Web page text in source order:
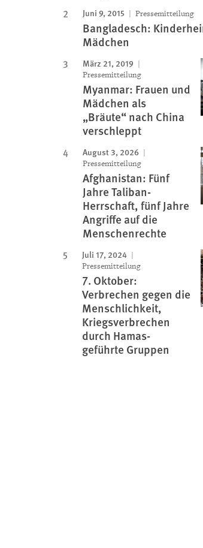
Juni 9, 2015 Pressemitteilung
Bangladesch:
Mädchen
März 21, 2019
Pressemitteilung
Myanmar: Frauen und
Mädchen als
„Bräute“ nach China
verschleppt
August 3, 2026
Pressemitteilung
Afghanistan: Fünf
Jahre Taliban-
Herrschaft, fünf Jahre
Angriffe auf die
Menschenrechte
Juli 17, 2024
Pressemitteilung
7. Oktober:
Verbrechen gegen die
Menschlichkeit,
Kriegsverbrechen
durch Hamas-
geführte Gruppen